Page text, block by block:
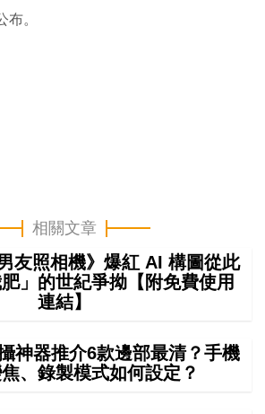
布。
相關文章
友照相機》爆紅 AI 構圖從此
」的世紀爭拗【附免費使用
連結】
神器推介6款邊部最清？手機
、錄製模式如何設定？